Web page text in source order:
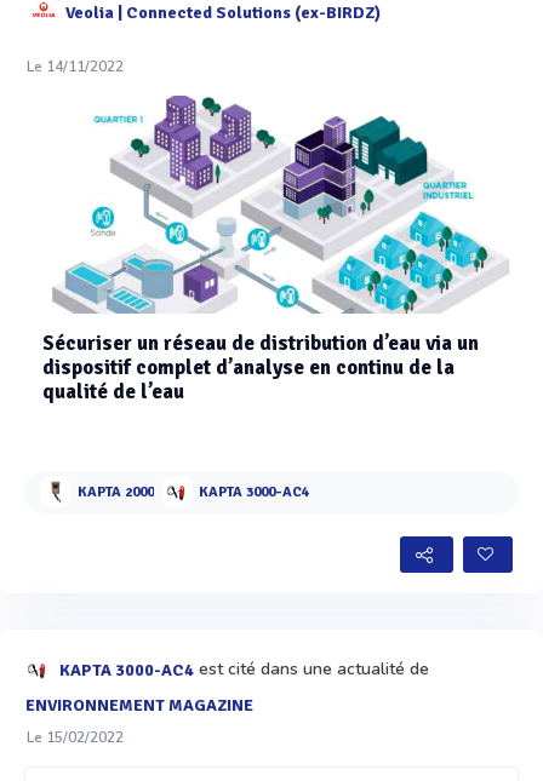
Veolia | Connected Solutions (ex-BIRDZ)
Le 14/11/2022
Sécuriser un réseau de distribution d’eau via un
dispositif complet d’analyse en continu de la
qualité de l’eau
KAPTA 2000 KAPTA 3000-AC4
KAPTA 3000-AC4 est cité dans une actualité de
ENVIRONNEMENT MAGAZINE
Le 15/02/2022